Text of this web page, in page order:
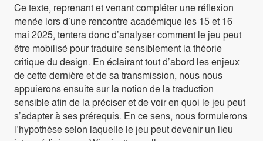
Ce texte, reprenant et venant compléter une réflexion
menée lors d’une rencontre académique les 15 et 16
mai 2025, tentera donc d’analyser comment le jeu peut
être mobilisé pour traduire sensiblement la théorie
critique du design. En éclairant tout d’abord les enjeux
de cette dernière et de sa transmission, nous nous
appuierons ensuite sur la notion de la traduction
sensible afin de la préciser et de voir en quoi le jeu peut
s’adapter à ses prérequis. En ce sens, nous formulerons
l’hypothèse selon laquelle le jeu peut devenir un lieu